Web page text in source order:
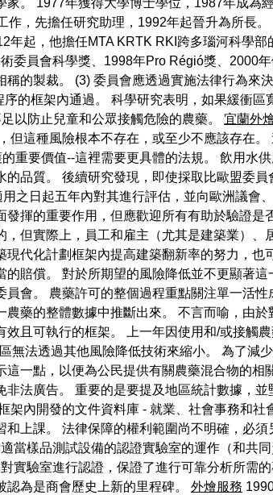
家。 1977年獲得大學博士學位，1987年成
作，先擔任研究助理，1992年起晉升為所長
年起，他擔任MTA KRTK RKI跨多瑙河科學
委員會科學獎、1998年Pro Régió獎、2000
稱的製裁。 (3) 委員會應透過實施法律行為
的框架內通過。 科學研究表明，如果緩衝
以防止兒童和公眾接觸危險的農藥。 宜蘭外
但這種風險根本不存在，或至少不應該存在
重要價值--這裡需要更具體的法規。 飲用水
的品質。 後續研究發現，即使採取比歐盟委
之日起五年內對其進行評估，並向歐洲議
發揮的重要作用，但應歡迎所有有助於驗證是
，但實際上，員工和雇主（尤其是建築業）
現代化計劃框架內提高建築翻新率的努力，
的賠償。 對於所期望的風險降低並不更顯著
會。 農藥許可的整個過程重點關注單一活性
農藥的整體數據中推斷出來。 不言而喻，由
效且可執行的框架。 上一年因使用和/或接觸
無法透過其他風險降低技術來縮小。 為了減
這一點，以便為公民提供有關農藥混合物的
法廣告。 重要的是要提及地區統計數據，
架內開發的文件資料庫 - 就業、社會事務和社
和上課。 法律保障的權利範圍尚不明確，必
當樣品測試設備的認證實驗室的運作（和共同
實驗室進行認證，保證了進行可靠分析所需
認為是商會歷史上新的里程碑。 外燴服務